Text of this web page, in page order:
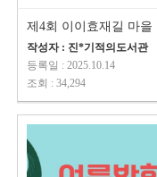
제4회 이이효재길 마을
작성자 : 진*기적의도서관
등록일 : 2025.10.14
조회 : 34,294